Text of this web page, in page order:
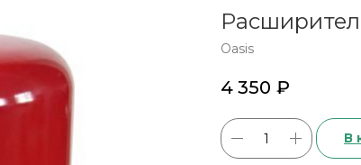
Oasis
4 350 ₽
В